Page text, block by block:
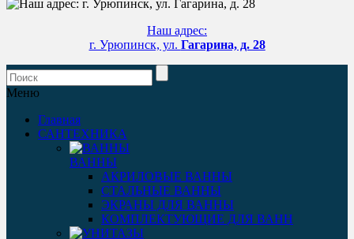
Наш адрес:
г. Урюпинск, ул. Гагарина, д. 28
Меню
Главная
САНТЕХНИКА
ВАННЫ
АКРИЛОВЫЕ ВАННЫ
СТАЛЬНЫЕ ВАННЫ
ЭКРАНЫ ДЛЯ ВАННЫ
КОМПЛЕКТУЮЩИЕ ДЛЯ ВАНН